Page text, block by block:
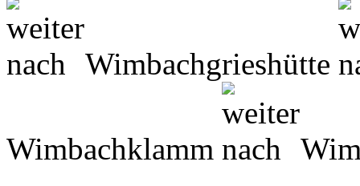
Wimbachgrieshütte
Wimbachklamm